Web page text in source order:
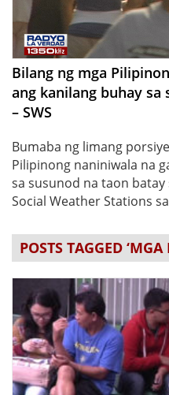
Bilang ng mga
ang kanilang buhay sa
– SWS
Bumaba ng limang
Pilipinong naniniwala na
sa susunod na taon
Social Weather Stations
POSTS TAGGED